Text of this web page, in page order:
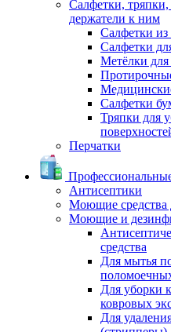
Салфетки,
держатели к ним
Салфетки
Салфетки
Метёлки
Салфетки
Тряпки для
Перчатки
Антисептики
Моющие средства
Моющие и
средства
Для мытья
Для уборки
ковровых
Для